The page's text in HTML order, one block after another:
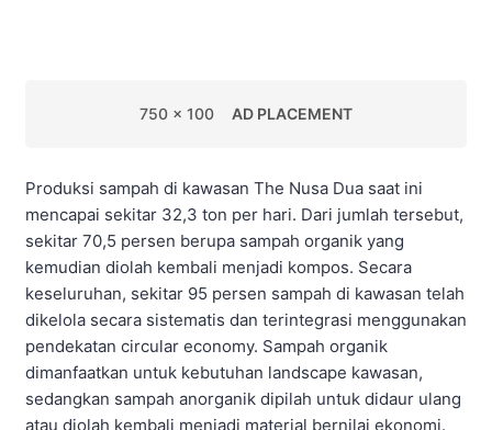
750 x 100 AD PLACEMENT
Produksi sampah di kawasan The Nusa Dua saat ini
mencapai sekitar 32,3 ton per hari. Dari jumlah tersebut,
sekitar 70,5 persen berupa sampah organik yang
kemudian diolah kembali menjadi kompos. Secara
keseluruhan, sekitar 95 persen sampah di kawasan telah
dikelola secara sistematis dan terintegrasi menggunakan
pendekatan circular economy. Sampah organik
dimanfaatkan untuk kebutuhan landscape kawasan,
sedangkan sampah anorganik dipilah untuk didaur ulang
atau diolah kembali menjadi material bernilai ekonomi.